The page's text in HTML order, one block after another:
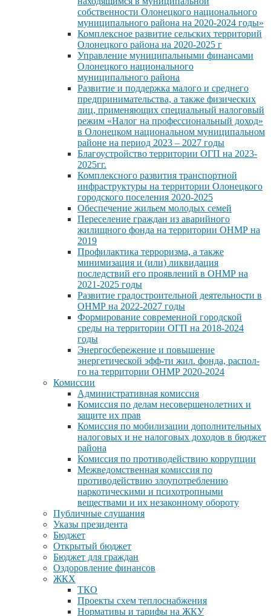
собственности Олонецкого национального
муниципального района на 2020-2024 годы»
Комплексное развитие сельских территорий
Олонецкого района на 2020-2025 г
Управление муниципальными финансами
Олонецкого национального
муниципального района
Развитие и поддержка малого и среднего
предпринимательства, а также физических
лиц, применяющих специальный налоговый
режим «Налог на профессиональный доход»
в Олонецком национальном муниципальном
районе на период 2023 – 2027 годы
Благоустройство территории ОГП на 2023-
2025гг.
Комплексного развития транспортной
инфраструктуры на территории Олонецкого
городского поселения 2020-2025
Обеспечение жильем молодых семей
Переселение граждан из аварийного
жилищного фонда на территории ОНМР на
2019
Профилактика терроризма, а также
минимизация и (или) ликвидация
последствий его проявлений в ОНМР на
2021-2025 годы
Развитие градостроительной деятельности в
ОНМР на 2022-2027 годы
Формирование современной городской
среды на территории ОГП на 2018-2024
годы
Энергосбережение и повышение
энергетической эфф-ти жил. фонда, распол-
го на территории ОНМР 2020-2024
Комиссии
Административная комиссия
Комиссия по делам несовершенолетних и
защите их прав
Комиссия по мобилизации дополнительных
налоговых и не налоговых доходов в бюджет
района
Комиссия по противодействию коррупции
Межведомственная комиссия по
противодействию злоупотреблению
наркотическими и психотропными
веществами и их незаконному обороту
Публичные слушания
Указы президента
Бюджет
Открытый бюджет
Бюджет для граждан
Оздоровление финансов
ЖКХ
ТКО
Проекты схем теплоснабжения
Нормативы и тарифы на ЖКУ